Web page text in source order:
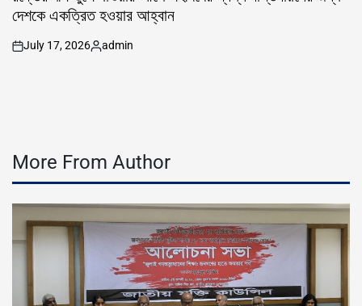
দেশকে একত্রিত হওয়ার আহ্বান
on
July 17, 2026
Posted
admin
More From Author